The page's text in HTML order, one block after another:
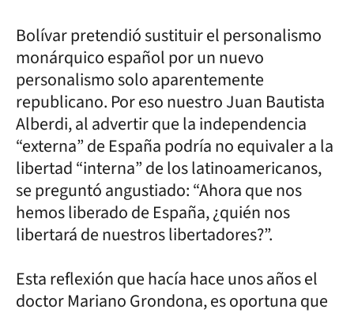
Bolívar pretendió sustituir el personalismo
monárquico español por un nuevo
personalismo solo aparentemente
republicano. Por eso nuestro Juan Bautista
Alberdi, al advertir que la independencia
“externa” de España podría no equivaler a la
libertad “interna” de los latinoamericanos,
se preguntó angustiado: “Ahora que nos
hemos liberado de España, ¿quién nos
libertará de nuestros libertadores?”.
Esta reflexión que hacía hace unos años el
doctor Mariano Grondona, es oportuna que